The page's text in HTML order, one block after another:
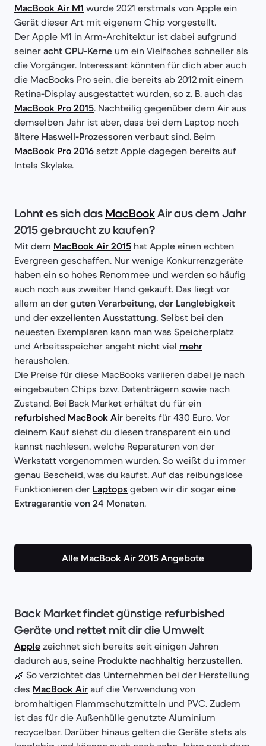
MacBook Air M1 wurde 2021 erstmals von Apple ein
Gerät dieser Art mit eigenem Chip vorgestellt.
Der Apple M1 in Arm-Architektur ist dabei aufgrund
seiner acht CPU-Kerne um ein Vielfaches schneller als
die Vorgänger. Interessant könnten für dich aber auch
die MacBooks Pro sein, die bereits ab 2012 mit einem
Retina-Display ausgestattet wurden, so z. B. auch das
MacBook Pro 2015. Nachteilig gegenüber dem Air aus
demselben Jahr ist aber, dass bei dem Laptop noch
ältere Haswell-Prozessoren verbaut sind. Beim
MacBook Pro 2016 setzt Apple dagegen bereits auf
Intels Skylake.
Lohnt es sich das MacBookAir aus dem Jahr
2015 gebraucht zu kaufen?
Mit dem MacBook Air 2015 hat Apple einen echten
Evergreen geschaffen. Nur wenige Konkurrenzgeräte
haben ein so hohes Renommee und werden so häufig
auch noch aus zweiter Hand gekauft. Das liegt vor
allem an der guten Verarbeitung, der Langlebigkeit
und der exzellenten Ausstattung. Selbst bei den
neuesten Exemplaren kann man was Speicherplatz
und Arbeitsspeicher angeht nicht viel mehr
herausholen.
Die Preise für diese MacBooks variieren dabei je nach
eingebauten Chips bzw. Datenträgern sowie nach
Zustand. Bei Back Market erhältst du für ein
refurbished MacBook Air bereits für 430 Euro. Vor
deinem Kauf siehst du diesen transparent ein und
kannst nachlesen, welche Reparaturen von der
Werkstatt vorgenommen wurden. So weißt du immer
genau Bescheid, was du kaufst. Auf das reibungslose
Funktionieren der Laptops geben wir dir sogar eine
Extragarantie von 24 Monaten.
Alle MacBook Air 2015 Angebote
Back Market findet günstige refurbished
Geräte und rettet mit dir die Umwelt
Apple zeichnet sich bereits seit einigen Jahren
dadurch aus, seine Produkte nachhaltig herzustellen.
🌿 So verzichtet das Unternehmen bei der Herstellung
des MacBook Air auf die Verwendung von
bromhaltigen Flammschutzmitteln und PVC. Zudem
ist das für die Außenhülle genutzte Aluminium
recycelbar. Darüber hinaus gelten die Geräte stets als